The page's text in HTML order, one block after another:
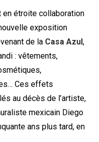
en étroite collaboration
exposition
de la Casa Azul ,
: vêtements,
Ces effets
au décès de l’artiste,
mexicain Diego
ans plus tard, en